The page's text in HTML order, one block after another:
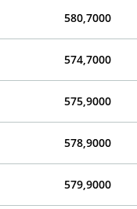
580,7000
574,7000
575,9000
578,9000
579,9000